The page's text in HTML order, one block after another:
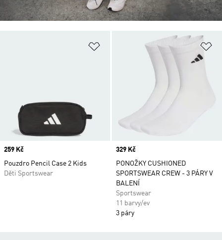
Přidat do seznamu přání
Price
259 Kč
Pouzdro Pencil Case 2 Kids
Děti Sportswear
Price
329 Kč
PONOŽKY CUSHIONED
SPORTSWEAR CREW - 3 PÁRY V
BALENÍ
Sportswear
11 barvy/ev
3 páry